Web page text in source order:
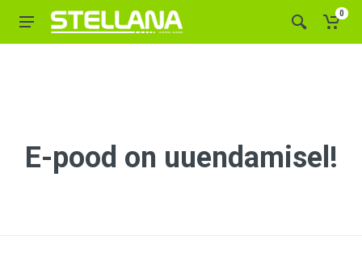
0
E-pood on uuendamisel!